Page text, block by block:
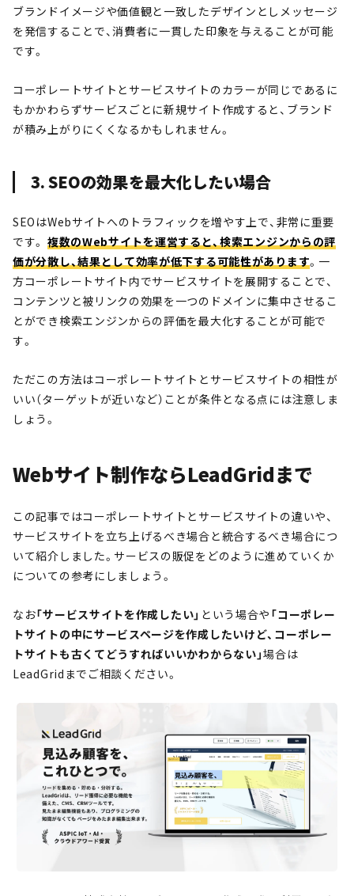
ブランドイメージや価値観と一致したデザインとしメッセージ
を発信することで、消費者に一貫した印象を与えることが可能
です。
コーポレートサイトとサービスサイトのカラーが同じであるに
もかかわらずサービスごとに新規サイト作成すると、ブランド
が積み上がりにくくなるかもしれません。
3. SEOの効果を最大化したい場合
SEOはWebサイトへのトラフィックを増やす上で、非常に重要
です。 複数のWebサイトを運営すると、検索エンジンからの評
価が分散し、結果として効率が低下する可能性があります。一
方コーポレートサイト内でサービスサイトを展開することで、
コンテンツと被リンクの効果を一つのドメインに集中させるこ
とができ検索エンジンからの評価を最大化することが可能で
す。
ただこの方法はコーポレートサイトとサービスサイトの相性が
いい（ターゲットが近いなど）ことが条件となる点には注意しま
しょう。
Webサイト制作ならLeadGridまで
この記事ではコーポレートサイトとサービスサイトの違いや、
サービスサイトを立ち上げるべき場合と統合するべき場合につ
いて紹介しました。サービスの販促をどのように進めていくか
についての参考にしましょう。
なお「サービスサイトを作成したい」 という場合や 「コーポレー
トサイトの中にサービスページを作成したいけど、コーポレー
トサイトも古くてどうすればいいかわからない」場合は
LeadGridまでご相談ください。